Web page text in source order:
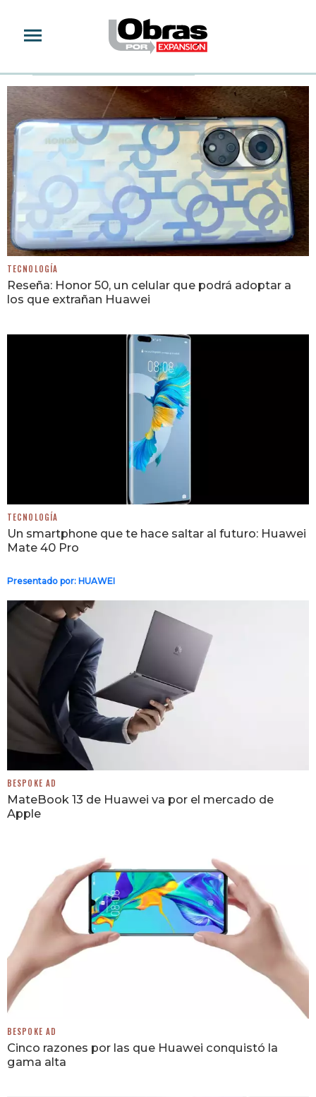
TECNOLOGÍA
Reseña: Honor 50, un celular que podrá adoptar a
los que extrañan Huawei
TECNOLOGÍA
Un smartphone que te hace saltar al futuro: Huawei
Mate 40 Pro
Presentado por: HUAWEI
BESPOKE AD
MateBook 13 de Huawei va por el mercado de
Apple
BESPOKE AD
Cinco razones por las que Huawei conquistó la
gama alta